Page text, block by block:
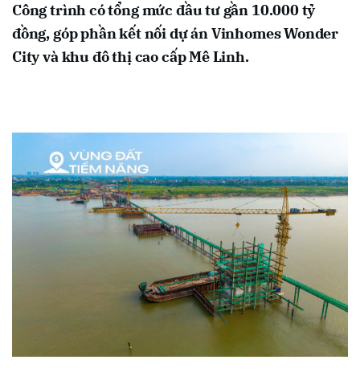
Công trình có tổng mức đầu tư gần 10.000 tỷ
đồng, góp phần kết nối dự án Vinhomes Wonder
City và khu đô thị cao cấp Mê Linh.